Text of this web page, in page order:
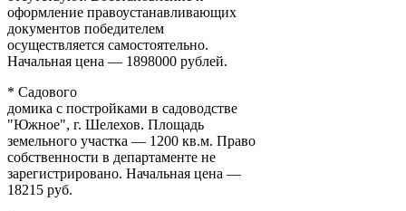
оформление правоустанавливающих
документов победителем
осуществляется самостоятельно.
Начальная цена — 1898000 рублей.
* Садового
домика с постройками в садоводстве
"Южное", г. Шелехов. Площадь
земельного участка — 1200 кв.м. Право
собственности в департаменте не
зарегистрировано. Начальная цена —
18215 руб.